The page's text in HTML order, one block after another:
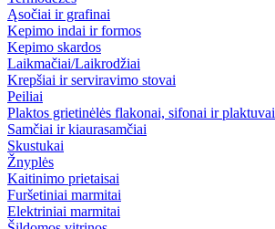
Ąsočiai ir grafinai
Kepimo indai ir formos
Kepimo skardos
Laikmačiai/Laikrodžiai
Krepšiai ir serviravimo stovai
Peiliai
Plaktos grietinėlės flakonai, sifonai ir plaktuvai
Samčiai ir kiaurasamčiai
Skustukai
Žnyplės
Kaitinimo prietaisai
Furšetiniai marmitai
Elektriniai marmitai